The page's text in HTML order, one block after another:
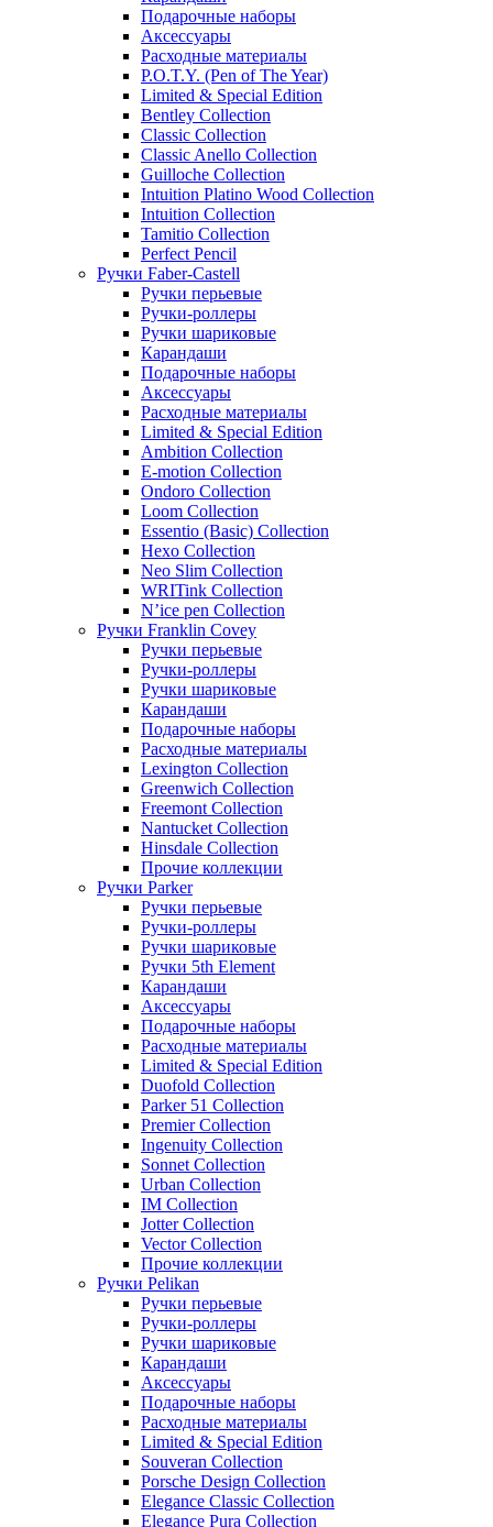
Подарочные наборы
Аксессуары
Расходные материалы
P.O.T.Y. (Pen of The Year)
Limited & Special Edition
Bentley Collection
Classic Collection
Classic Anello Collection
Guilloche Collection
Intuition Platino Wood Collection
Intuition Collection
Tamitio Collection
Perfect Pencil
Ручки Faber-Castell
Ручки перьевые
Ручки-роллеры
Ручки шариковые
Карандаши
Подарочные наборы
Аксессуары
Расходные материалы
Limited & Special Edition
Ambition Collection
E-motion Collection
Ondoro Collection
Loom Collection
Essentio (Basic) Collection
Hexo Collection
Neo Slim Collection
WRITink Collection
N’ice pen Collection
Ручки Franklin Covey
Ручки перьевые
Ручки-роллеры
Ручки шариковые
Карандаши
Подарочные наборы
Расходные материалы
Lexington Collection
Greenwich Collection
Freemont Collection
Nantucket Collection
Hinsdale Collection
Прочие коллекции
Ручки Parker
Ручки перьевые
Ручки-роллеры
Ручки шариковые
Ручки 5th Element
Карандаши
Аксессуары
Подарочные наборы
Расходные материалы
Limited & Special Edition
Duofold Collection
Parker 51 Collection
Premier Collection
Ingenuity Collection
Sonnet Collection
Urban Collection
IM Collection
Jotter Collection
Vector Collection
Прочие коллекции
Ручки Pelikan
Ручки перьевые
Ручки-роллеры
Ручки шариковые
Карандаши
Аксессуары
Подарочные наборы
Расходные материалы
Limited & Special Edition
Souveran Collection
Porsche Design Collection
Elegance Classic Collection
Elegance Pura Collection